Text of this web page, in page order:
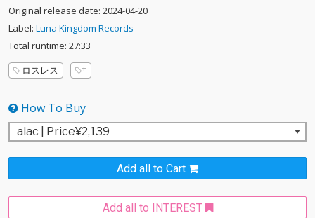
Original release date: 2024-04-20
Label: Luna Kingdom Records
Total runtime: 27:33
ロスレス
How To Buy
Add all to Cart
Add all to INTEREST